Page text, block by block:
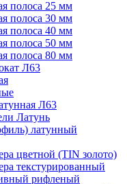
полоса 25 мм
полоса 30 мм
полоса 40 мм
полоса 50 мм
полоса 80 мм
Л63
Л63
Латунь
латунный
цветной (TIN золото)
текстурированный
рифленый